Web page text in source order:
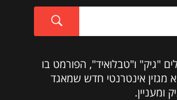
"גיק" ו"טבלואיד", הפורמט בו
מגזין אינטרנטי חדש שמאגד
ומעניין.